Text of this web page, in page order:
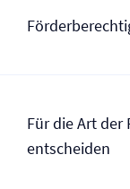
Für die Art der
entscheiden